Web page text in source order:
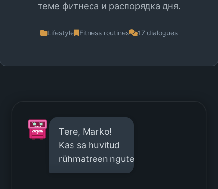
теме фитнеса и распорядка дня.
Lifestyle Fitness routines 17 dialogues
Tere, Marko!
Kas sa huvitud
rühmatreeningutest?